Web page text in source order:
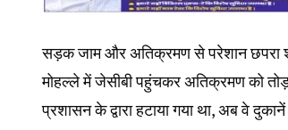
सड़क जाम और अतिक्रमण से परेशान छपरा
मोहल्ले में जेसीबी पहुंचकर अतिक्रमण को
प्रशासन के द्वारा हटाया गया था, अब वे